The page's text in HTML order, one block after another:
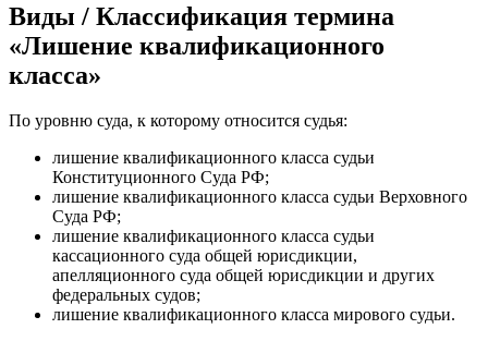
Виды / Классификация термина
«Лишение квалификационного
класса»
По уровню суда, к которому относится судья:
лишение квалификационного класса судьи
Конституционного Суда РФ;
лишение квалификационного класса судьи Верховного
Суда РФ;
лишение квалификационного класса судьи
кассационного суда общей юрисдикции,
апелляционного суда общей юрисдикции и других
федеральных судов;
лишение квалификационного класса мирового судьи.